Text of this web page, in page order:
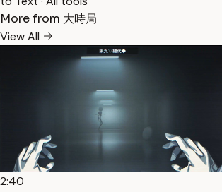
More from 大時局
View All
2:40